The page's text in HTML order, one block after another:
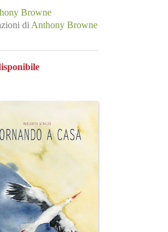
Browne
diAnthony Browne